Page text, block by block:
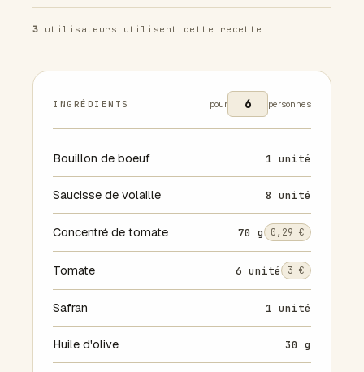
3 utilisateurs utilisent cette recette
INGRÉDIENTS pour personnes
Bouillon de boeuf 1 unité
Saucisse de volaille 8 unité
Concentré de tomate 70 g 0,29 €
Tomate 6 unité 3 €
Safran 1 unité
Huile d'olive 30 g